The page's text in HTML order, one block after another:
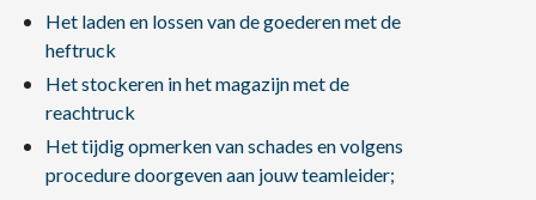
Het laden en lossen van de goederen met de
heftruck
Het stockeren in het magazijn met de
reachtruck
Het tijdig opmerken van schades en volgens
procedure doorgeven aan jouw teamleider;